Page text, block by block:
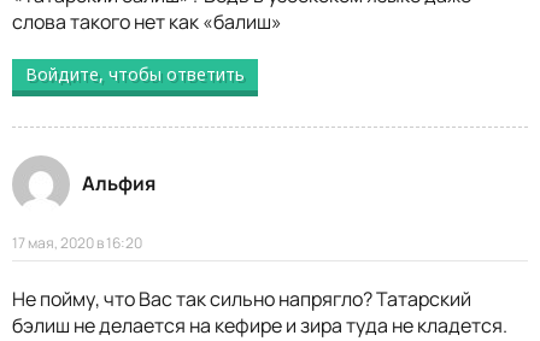
слова такого нет как «балиш»
Войдите, чтобы ответить
Альфия
17 мая, 2020 в 16:20
Не пойму, что Вас так сильно напрягло? Татарский
бэлиш не делается на кефире и зира туда не кладется.